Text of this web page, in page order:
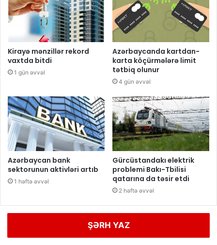
Kirayə mənzillər rekord
vaxtda bitdi
1 gün əvvəl
Azərbaycanda kartdan-
karta köçürmələrə limit
tətbiq olunur
4 gün əvvəl
Azərbaycan bank
sektorunun aktivləri artıb
1 həftə əvvəl
Gürcüstandakı elektrik
problemi Bakı-Tbilisi
qatarına da təsir etdi
2 həftə əvvəl
ŞƏRH YAZ